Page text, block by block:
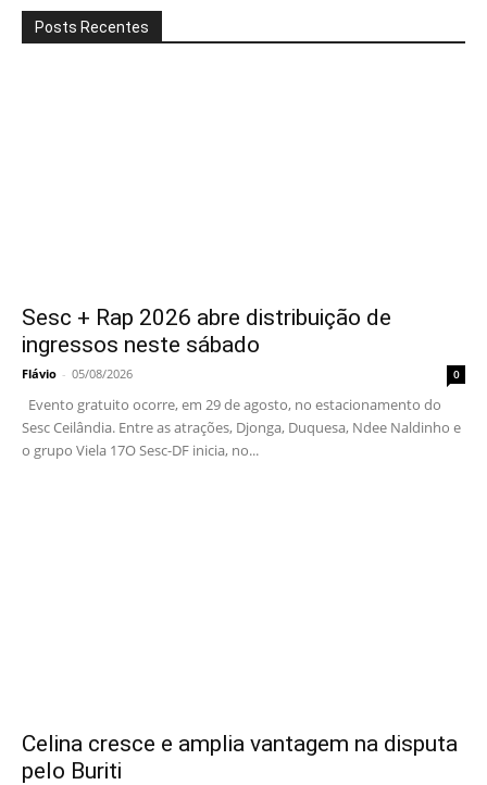
Posts Recentes
Sesc + Rap 2026 abre distribuição de
ingressos neste sábado
Flávio - 05/08/2026 0
Evento gratuito ocorre, em 29 de agosto, no estacionamento do
Sesc Ceilândia. Entre as atrações, Djonga, Duquesa, Ndee Naldinho e
o grupo Viela 17O Sesc-DF inicia, no...
Celina cresce e amplia vantagem na disputa
pelo Buriti